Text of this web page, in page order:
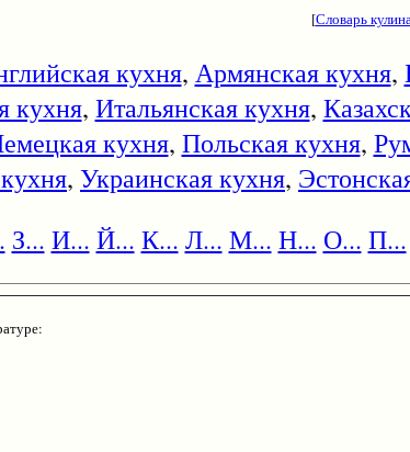
[Словарь
кухня, Армянская кухня,
кухня, Итальянская кухня,
кухня, Польская кухня,
, Украинская кухня,
З... И... Й... К... Л... М... Н... О... П...